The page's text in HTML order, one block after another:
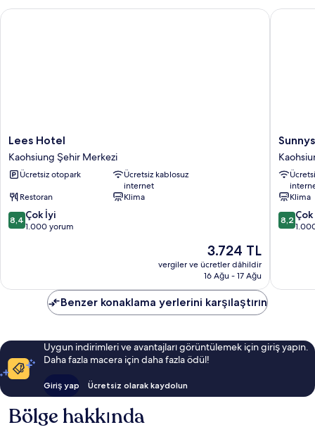
Lees
Hotel
Kaohsiung
Şehir
Lees Hotel
Kaohsiung Şehir Merkezi
Ücretsiz otopark
Ücretsiz kablosuz
internet
Restoran
Klima
10
üzerinden
yorum
8,4 Çok İyi
1.000 yorum
Güncel
fiyat:
3.724 TL
3.724 TL
vergiler ve ücretler dâhildir
16 Ağu - 17 Ağu
Lees Hotel
Hotel
Şehir
Merkezi
Klima
10
yorum
8,2
Benzer konaklama yerlerini karşılaştırın
Uygun indirimleri ve avantajları görüntülemek için giriş yapın.
Daha fazla macera için daha fazla ödül!
Giriş yap Ücretsiz olarak kaydolun
Bölge hakkında